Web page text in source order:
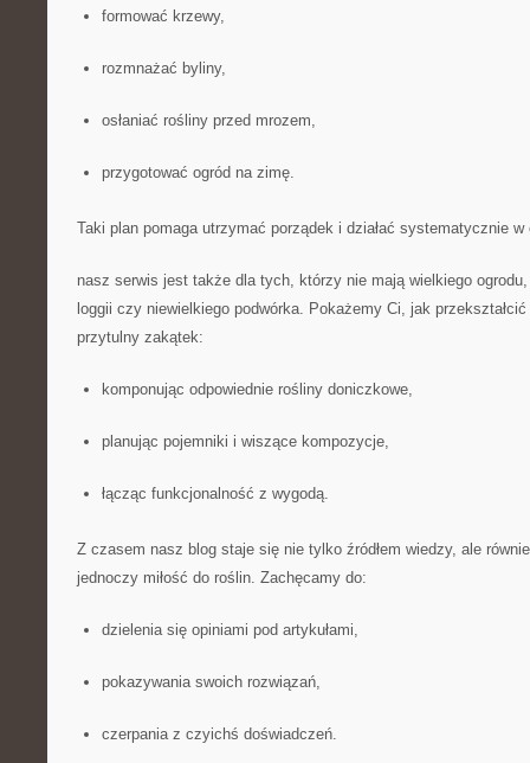
formować krzewy,
rozmnażać byliny,
osłaniać rośliny przed mrozem,
przygotować ogród na zimę.
Taki plan pomaga utrzymać porządek i działać systematycznie w
nasz serwis jest także dla tych, którzy nie mają wielkiego
loggii czy niewielkiego podwórka. Pokażemy Ci, jak
przytulny zakątek:
komponując odpowiednie rośliny doniczkowe,
planując pojemniki i wiszące kompozycje,
łącząc funkcjonalność z wygodą.
Z czasem nasz blog staje się nie tylko źródłem wiedzy, ale
jednoczy miłość do roślin. Zachęcamy do:
dzielenia się opiniami pod artykułami,
pokazywania swoich rozwiązań,
czerpania z czyichś doświadczeń.